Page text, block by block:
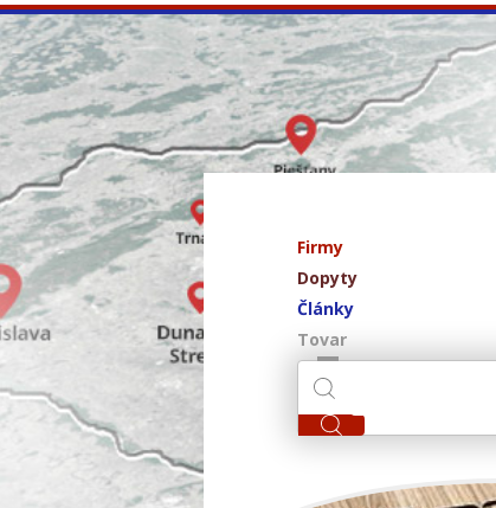
Firmy
Dopyty
Články
Tovar